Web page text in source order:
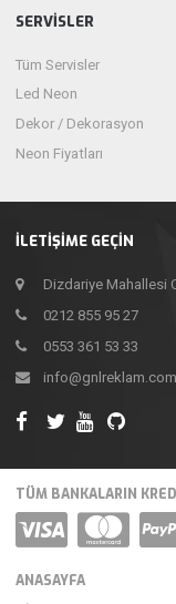
İLETIŞIME GEÇIN
Dizdariye Mahallesi
0212 855 95 27
0553 361 53 33
SERVISLER
Tüm Servisler
Led Neon
Dekor / Dekorasyon
Neon Fiyatları
TÜM BANKALARIN
ANASAYFA